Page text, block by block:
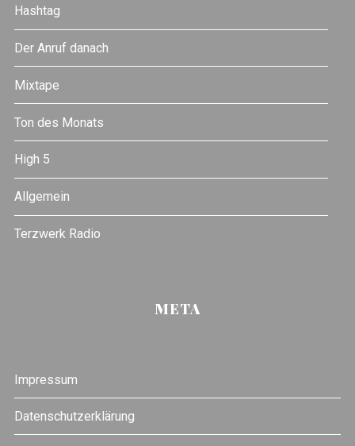
Hashtag
Der Anruf danach
Mixtape
Ton des Monats
High 5
Allgemein
Terzwerk Radio
META
Impressum
Datenschutzerklärung